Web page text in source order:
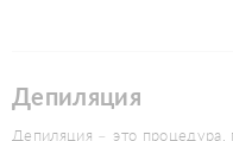
Депиляция
Депиляция – это процедура,